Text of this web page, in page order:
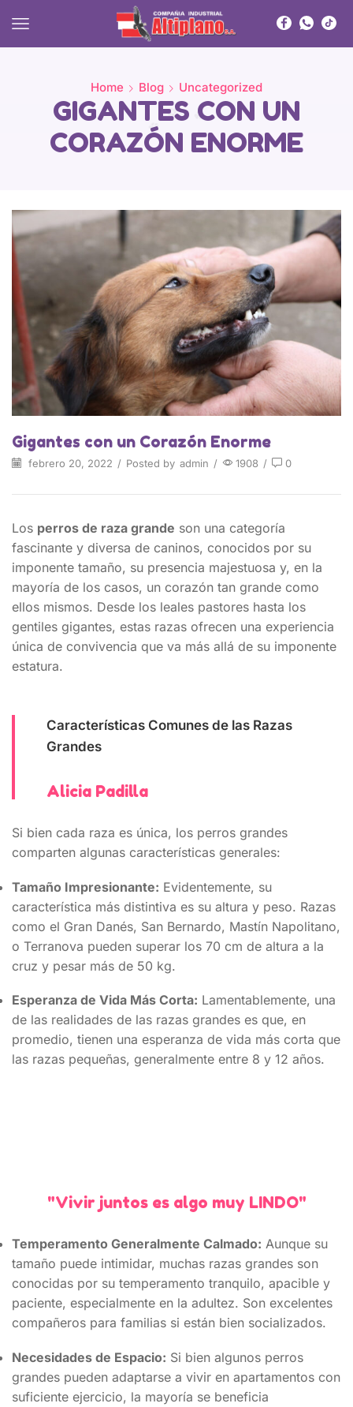
Home Blog Uncategorized
GIGANTES CON UN
CORAZÓN ENORME
Gigantes con un Corazón Enorme
febrero 20, 2022 / Posted by admin / 1908 / 0
Los perros de raza grande son una categoría
fascinante y diversa de caninos, conocidos por su
imponente tamaño, su presencia majestuosa y, en la
mayoría de los casos, un corazón tan grande como
ellos mismos. Desde los leales pastores hasta los
gentiles gigantes, estas razas ofrecen una experiencia
única de convivencia que va más allá de su imponente
estatura.
Características Comunes de las Razas
Grandes
Alicia Padilla
Si bien cada raza es única, los perros grandes
comparten algunas características generales:
Tamaño Impresionante: Evidentemente, su
característica más distintiva es su altura y peso. Razas
como el Gran Danés, San Bernardo, Mastín Napolitano,
o Terranova pueden superar los 70 cm de altura a la
cruz y pesar más de 50 kg.
Esperanza de Vida Más Corta: Lamentablemente, una
de las realidades de las razas grandes es que, en
promedio, tienen una esperanza de vida más corta que
las razas pequeñas, generalmente entre 8 y 12 años.
"Vivir juntos es algo muy LINDO"
Temperamento Generalmente Calmado: Aunque su
tamaño puede intimidar, muchas razas grandes son
conocidas por su temperamento tranquilo, apacible y
paciente, especialmente en la adultez. Son excelentes
compañeros para familias si están bien socializados.
Necesidades de Espacio: Si bien algunos perros
grandes pueden adaptarse a vivir en apartamentos con
suficiente ejercicio, la mayoría se beneficia